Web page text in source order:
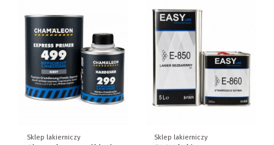
Sklep lakierniczy Sklep lakierniczy